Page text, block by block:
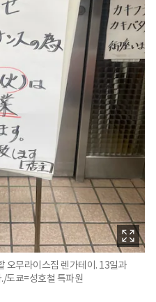
오무라이스집 렌가테이. 13일과
도쿄=성호철 특파원